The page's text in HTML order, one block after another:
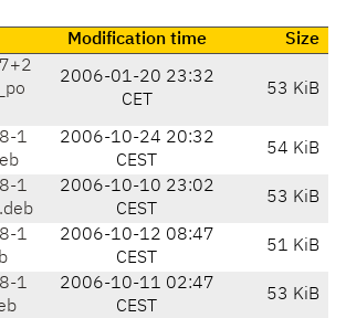
Modification time
Size
2006-01-20 23:32
CET
53 KiB
1
2006-10-24 20:32
CEST
54 KiB
1
2006-10-10 23:02
CEST
53 KiB
1
2006-10-12 08:47
CEST
51 KiB
1
2006-10-11 02:47
CEST
53 KiB